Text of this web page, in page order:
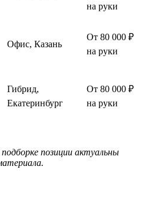
на руки
Офис, Казань
От 80 000 ₽
на руки
Гибрид,
Екатеринбург
От 80 000 ₽
на руки
позиции актуальны